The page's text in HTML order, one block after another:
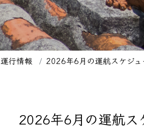
運行情報 2026年6月の運航スケジュ
2026年6月の運航ス